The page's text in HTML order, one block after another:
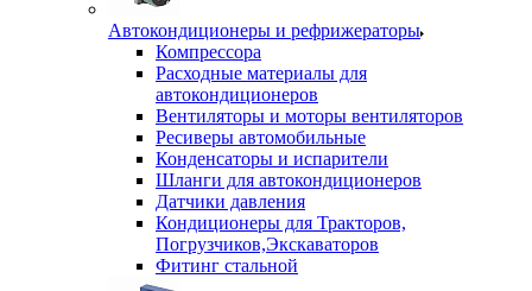
Автокондиционеры и рефрижераторы
Компрессора
Расходные материалы для
автокондиционеров
Вентиляторы и моторы вентиляторов
Ресиверы автомобильные
Конденсаторы и испарители
Шланги для автокондиционеров
Датчики давления
Кондиционеры для Тракторов,
Погрузчиков,Экскаваторов
Фитинг стальной